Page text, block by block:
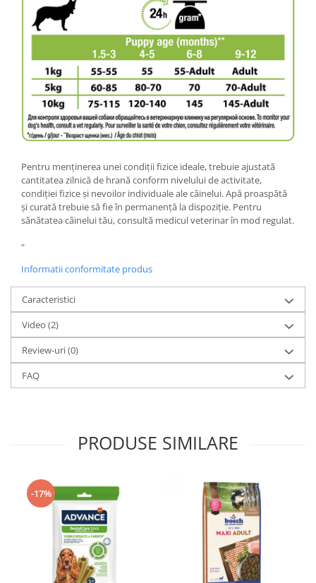
Pentru menţinerea unei condiţii fizice ideale, trebuie ajustată
cantitatea zilnică de hrană conform nivelului de activitate,
condiţiei fizice şi nevoilor individuale ale câinelui. Apă proaspătă
şi curată trebuie să fie în permanenţă la dispoziţie. Pentru
sănătatea câinelui tău, consultă medicul veterinar în mod regulat.
"
Informatii conformitate produs
Caracteristici
Video (2)
Review-uri(0)
FAQ
PRODUSE SIMILARE
-17%